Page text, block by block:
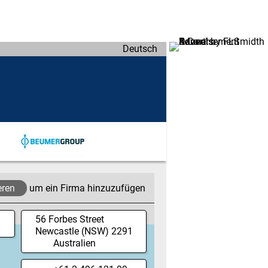
Deutsch
um ein Firma hinzuzufügen
56 Forbes Street
Newcastle (NSW) 2291
Australien